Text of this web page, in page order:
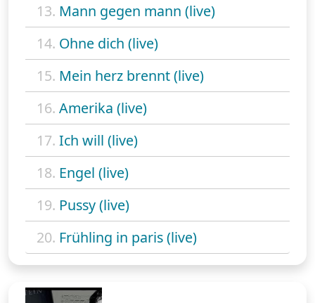
13. Mann gegen mann (live)
14. Ohne dich (live)
15. Mein herz brennt (live)
16. Amerika (live)
17. Ich will (live)
18. Engel (live)
19. Pussy (live)
20. Frühling in paris (live)